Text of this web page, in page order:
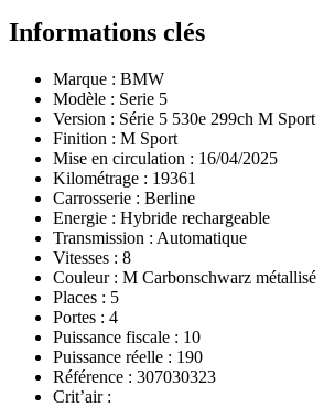
Informations clés
Marque : BMW
Modèle : Serie 5
Version : Série 5 530e 299ch M Sport
Finition : M Sport
Mise en circulation : 16/04/2025
Kilométrage : 19361
Carrosserie : Berline
Energie : Hybride rechargeable
Transmission : Automatique
Vitesses : 8
Couleur : M Carbonschwarz métallisé
Places : 5
Portes : 4
Puissance fiscale : 10
Puissance réelle : 190
Référence : 307030323
Crit’air :